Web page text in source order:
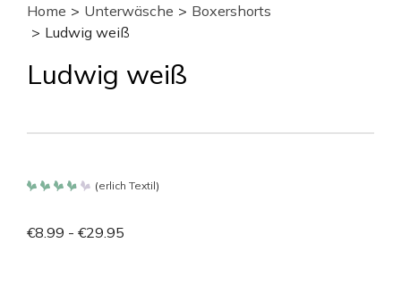
Home > Unterwäsche > Boxershorts
> Ludwig weiß
Ludwig weiß
von 5
(erlich Textil)
€8.99 - €29.95